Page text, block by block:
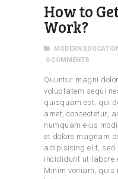
How to
Work?
MODERN
0 COMMENTS
Quuntur magni
voluptatem sequi
quisquam est, qui
amet, consectetur,
numquam eius
et dolore magnam
adipisicing elit, sed
incididunt ut labore
Minim veniam, quis